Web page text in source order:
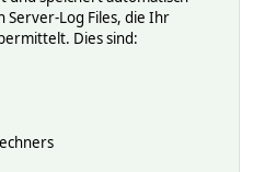
Log Files, die Ihr
Dies sind: